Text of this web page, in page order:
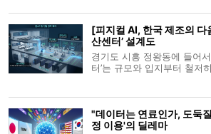
연결되는 방향으로 이동하고
[피지컬 AI, 한국 제조의 다
산센터’ 설계도
경기도 시흥 정왕동에 들어
터’는 규모와 입지부터 철저
1월 말부터 한 달간 진행된 입
"데이터는 연료인가, 도둑
정 이용'의 딜레마